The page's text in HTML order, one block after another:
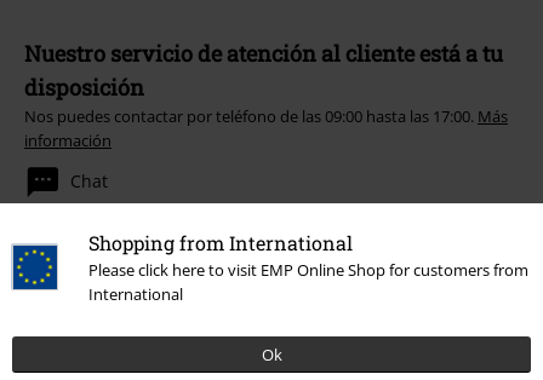
Shopping from International
Please click here to visit EMP Online Shop for customers from
International
Ok
Nuestro servicio de atención al cliente está a tu
disposición
Nos puedes contactar por teléfono de las 09:00 hasta las 17:00. Más
información
Chat
Servicio Atención al Cliente